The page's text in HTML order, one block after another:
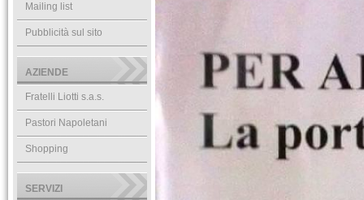
Mailing list
Pubblicità sul sito
AZIENDE
Fratelli Liotti s.a.s.
Pastori Napoletani
Shopping
SERVIZI